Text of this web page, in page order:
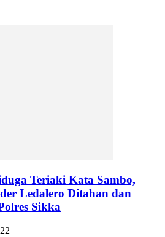
Teriaki Kata Sambo,
Ledalero Ditahan dan
Sikka